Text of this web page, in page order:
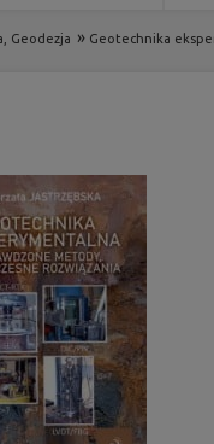
Geodezja » Geotechnika